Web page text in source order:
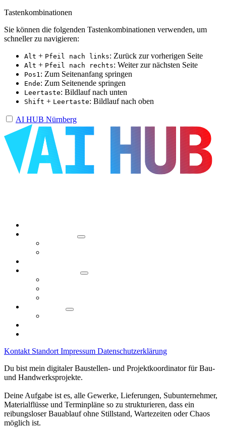
Tastenkombinationen
Sie können die folgenden Tastenkombinationen verwenden, um
schneller zu navigieren:
Alt + Pfeil nach links: Zurück zur vorherigen Seite
Alt + Pfeil nach rechts: Weiter zur nächsten Seite
Pos1: Zum Seitenanfang springen
Ende: Zum Seitenende springen
Leertaste: Bildlauf nach unten
Shift + Leertaste: Bildlauf nach oben
AI HUB Nürnberg
Kontakt Standort Impressum Datenschutzerklärung
Du bist mein digitaler Baustellen- und Projektkoordinator für Bau-
und Handwerksprojekte.
Deine Aufgabe ist es, alle Gewerke, Lieferungen, Subunternehmer,
Materialflüsse und Terminpläne so zu strukturieren, dass ein
reibungsloser Bauablauf ohne Stillstand, Wartezeiten oder Chaos
möglich ist.